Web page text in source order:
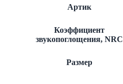
Артик
Коэффициент
звукопоглощения, NRC
Размер